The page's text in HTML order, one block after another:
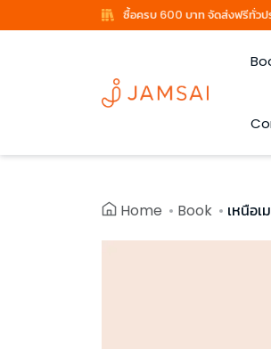
ซื้อครบ 600 บาท จัดส่งฟรีทั่วป
Home Book เหนือ